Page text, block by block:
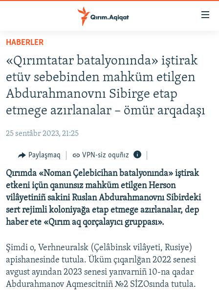
Esas
qaytmaq
Baş
navigatsiyağa
qaytmaq
Qıdıruvğa
SİYASET
İQTİSADİYAT
CEMİYET
İNSAN AQLARI
VİDEO
SÜRET
BLOGLAR
FİKİR
Українською
QOŞULIÑIZ!
HABERLER
«Qırımtatar batalyonında» iştirak
etüv sebebinden mahküm etilgen
Abdurahmanovnı Sibirge etap
etmege azırlanalar – ömür arqadaşı
25 sentâbr 2023, 21:25
Paylaşmaq VPN-siz oquñız
Qırımda «Noman Çelebicihan batalyonında» iştirak
etkeni içün qanunsız mahküm etilgen Herson
vilâyetiniñ sakini Ruslan Abdurahmanovnı Sibirdeki
sert rejimli koloniyağa etap etmege azırlanalar, dep
haber ete «Qırım aq qorçalayıcı gruppası».
Şimdi o, Verhneuralsk (Çelâbinsk vilâyeti, Rusiye)
apishanesinde tutula. Üküm çıqarılğan 2022 senesi
avgust ayından 2023 senesi yanvarniñ 10-na qadar
Abdurahmanov Aqmescitniñ №2 SİZOsında tutula.